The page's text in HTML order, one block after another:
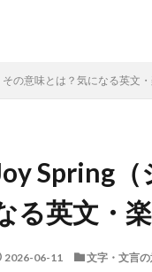
の意味とは？気になる英文
Spring
る英文・
2026-06-11 文字・文言